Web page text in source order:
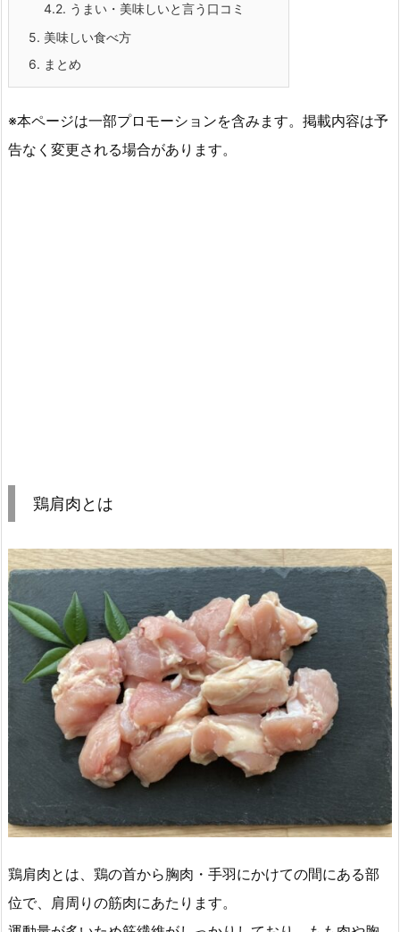
4.2. うまい・美味しいと言う口コミ
5. 美味しい食べ方
6. まとめ
※本ページは一部プロモーションを含みます。掲載内容は予
告なく変更される場合があります。
鶏肩肉とは
鶏肩肉とは、鶏の首から胸肉・手羽にかけての間にある部
位で、肩周りの筋肉にあたります。